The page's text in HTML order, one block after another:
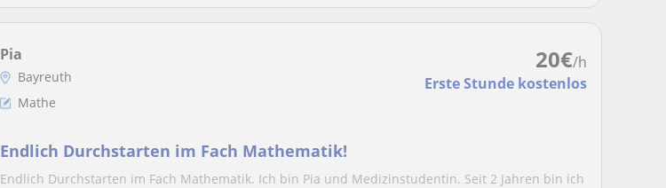
20€/h
Erste Stunde kostenlos
Pia
Bayreuth
Mathe
Endlich Durchstarten im Fach Mathematik!
Endlich Durchstarten im Fach Mathematik. Ich bin Pia und Medizinstudentin. Seit 2 Jahren bin ich